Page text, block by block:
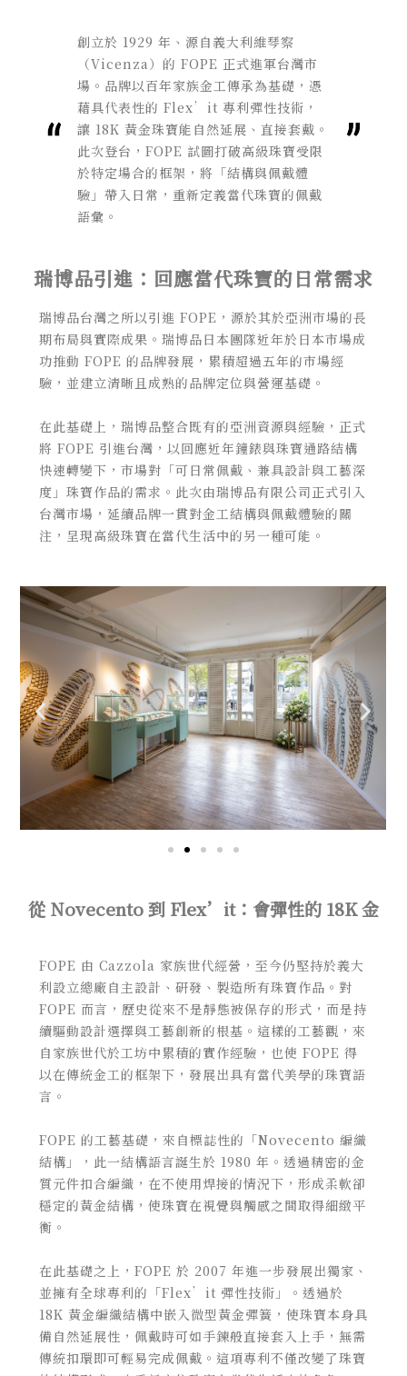
創立於 1929 年、源自義大利維琴察
（Vicenza）的 FOPE 正式進軍台灣市
場。品牌以百年家族金工傳承為基礎，憑
藉具代表性的 Flex’it 專利彈性技術，
讓 18K 黃金珠寶能自然延展、直接套戴。
此次登台，FOPE 試圖打破高級珠寶受限
於特定場合的框架，將「結構與佩戴體
驗」帶入日常，重新定義當代珠寶的佩戴
語彙。
瑞博品引進：回應當代珠寶的日常需求
瑞博品台灣之所以引進 FOPE，源於其於亞洲市場的長
期布局與實際成果。瑞博品日本團隊近年於日本市場成
功推動 FOPE 的品牌發展，累積超過五年的市場經
驗，並建立清晰且成熟的品牌定位與營運基礎。
在此基礎上，瑞博品整合既有的亞洲資源與經驗，正式
將 FOPE 引進台灣，以回應近年鐘錶與珠寶通路結構
快速轉變下，市場對「可日常佩戴、兼具設計與工藝深
度」珠寶作品的需求。此次由瑞博品有限公司正式引入
台灣市場，延續品牌一貫對金工結構與佩戴體驗的關
注，呈現高級珠寶在當代生活中的另一種可能。
從 Novecento 到 Flex’it：會彈性的 18K 金
FOPE 由 Cazzola 家族世代經營，至今仍堅持於義大
利設立總廠自主設計、研發、製造所有珠寶作品。對
FOPE 而言，歷史從來不是靜態被保存的形式，而是持
續驅動設計選擇與工藝創新的根基。這樣的工藝觀，來
自家族世代於工坊中累積的實作經驗，也使 FOPE 得
以在傳統金工的框架下，發展出具有當代美學的珠寶語
言。
FOPE 的工藝基礎，來自標誌性的「Novecento 編織
結構」，此一結構語言誕生於 1980 年。透過精密的金
質元件扣合編織，在不使用焊接的情況下，形成柔軟卻
穩定的黃金結構，使珠寶在視覺與觸感之間取得細緻平
衡。
在此基礎之上，FOPE 於 2007 年進一步發展出獨家、
並擁有全球專利的「Flex’it 彈性技術」。透過於
18K 黃金編織結構中嵌入微型黃金彈簧，使珠寶本身具
備自然延展性，佩戴時可如手鍊般直接套入上手，無需
傳統扣環即可輕易完成佩戴。這項專利不僅改變了珠寶